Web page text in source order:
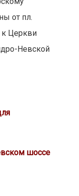
от пл.
к Церкви
Невской
шоссе